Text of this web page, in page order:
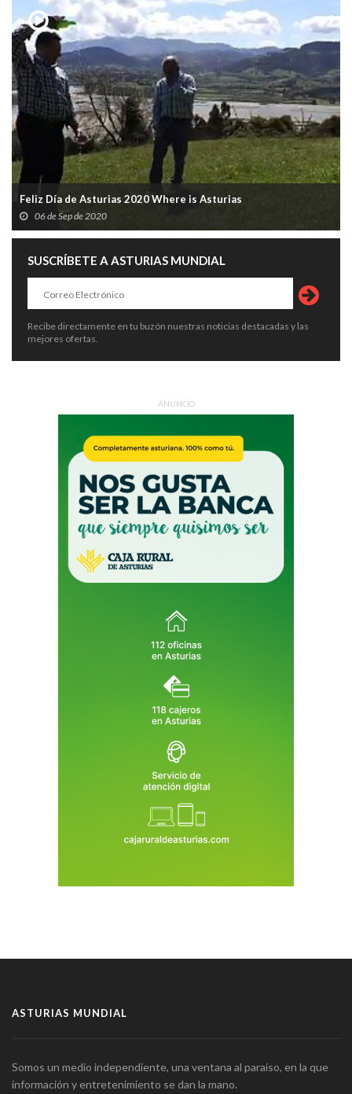
Feliz Día de Asturias 2020 Where is Asturias
06 de Sep de 2020
SUSCRÍBETE A ASTURIAS MUNDIAL
Recibe directamente en tu buzón nuestras noticias destacadas y las
mejores ofertas.
ANUNCIO
ASTURIAS MUNDIAL
Somos un medio independiente, una ventana al paraíso, en la que
información y entretenimiento se dan la mano.